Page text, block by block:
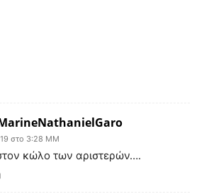
στο 3:28 ΜΜ
κώλο των αριστερών….